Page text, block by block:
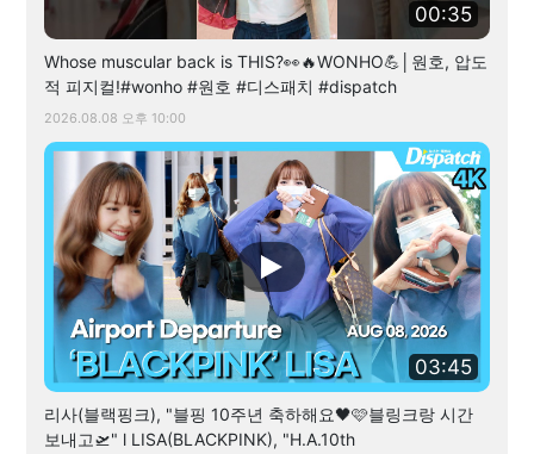
00:35
Whose muscular back is THIS?👀🔥WONHO💪│원호, 압도
적 피지컬!#wonho #원호 #디스패치 #dispatch
2026.08.08 오후 10:00
03:45
리사(블랙핑크), "블핑 10주년 축하해요🖤🩷블링크랑 시간
보내고🛫" l LISA(BLACKPINK), "H.A.10th